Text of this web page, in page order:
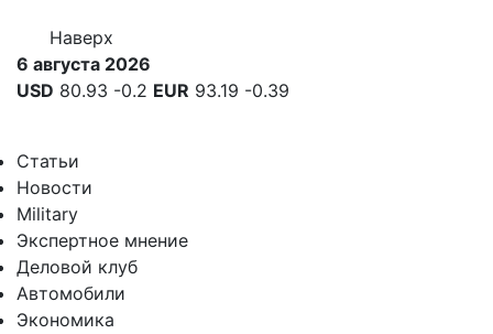
Наверх
6 августа 2026
USD 80.93 -0.2 EUR 93.19 -0.39
Статьи
Новости
Military
Экспертное мнение
Деловой клуб
Автомобили
Экономика